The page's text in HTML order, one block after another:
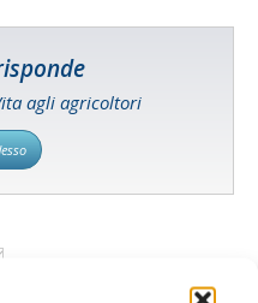
agli agricoltori